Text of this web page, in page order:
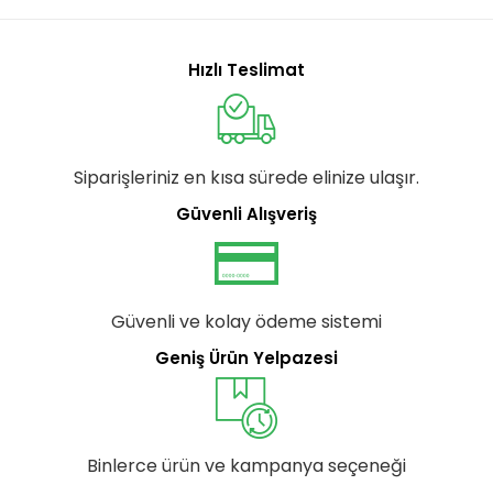
Hızlı Teslimat
Siparişleriniz en kısa sürede elinize ulaşır.
Güvenli Alışveriş
Güvenli ve kolay ödeme sistemi
Geniş Ürün Yelpazesi
Binlerce ürün ve kampanya seçeneği